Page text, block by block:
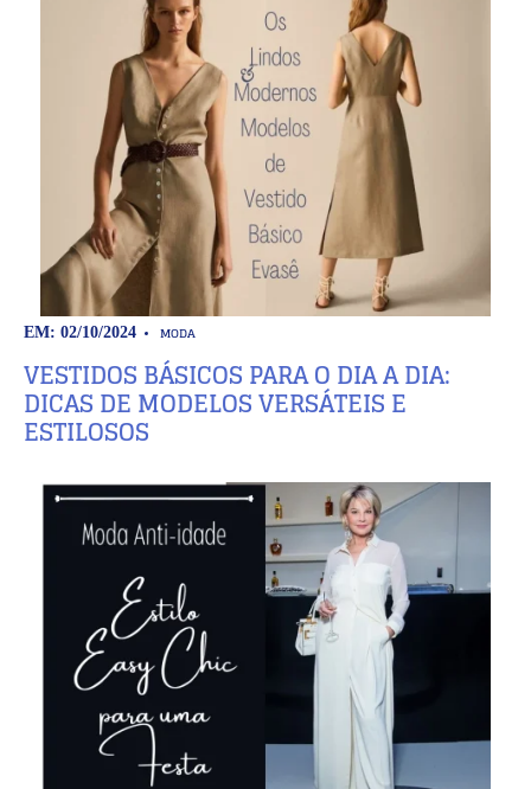
EM: 02/10/2024 MODA
VESTIDOS BÁSICOS PARA O DIA A DIA:
DICAS DE MODELOS VERSÁTEIS E
ESTILOSOS